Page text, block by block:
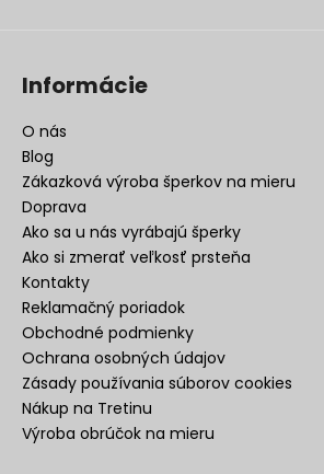
Informácie
O nás
Blog
Zákazková výroba šperkov na mieru
Doprava
Ako sa u nás vyrábajú šperky
Ako si zmerať veľkosť prsteňa
Kontakty
Reklamačný poriadok
Obchodné podmienky
Ochrana osobných údajov
Zásady používania súborov cookies
Nákup na Tretinu
Výroba obrúčok na mieru